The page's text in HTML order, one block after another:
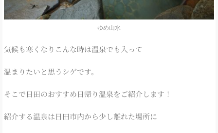
ゆめ山水
気候も寒くなりこんな時は温泉でも入って
温まりたいと思うシゲです。
そこで日田のおすすめ日帰り温泉をご紹介します！
紹介する温泉は日田市内から少し離れた場所に